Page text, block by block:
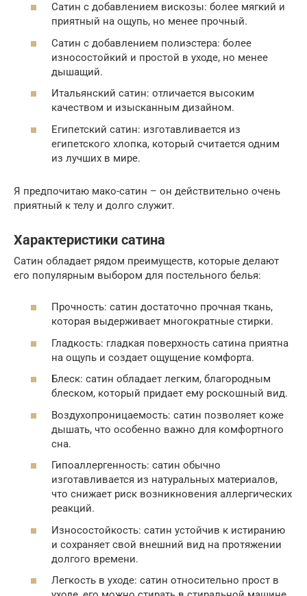
Сатин с добавлением вискозы: более мягкий и
приятный на ощупь, но менее прочный.
Сатин с добавлением полиэстера: более
износостойкий и простой в уходе, но менее
дышащий.
Итальянский сатин: отличается высоким
качеством и изысканным дизайном.
Египетский сатин: изготавливается из
египетского хлопка, который считается одним
из лучших в мире.
Я предпочитаю мако-сатин – он действительно очень
приятный к телу и долго служит.
Характеристики сатина
Сатин обладает рядом преимуществ, которые делают
его популярным выбором для постельного белья:
Прочность: сатин достаточно прочная ткань,
которая выдерживает многократные стирки.
Гладкость: гладкая поверхность сатина приятна
на ощупь и создает ощущение комфорта.
Блеск: сатин обладает легким, благородным
блеском, который придает ему роскошный вид.
Воздухопроницаемость: сатин позволяет коже
дышать, что особенно важно для комфортного
сна.
Гипоаллергенность: сатин обычно
изготавливается из натуральных материалов,
что снижает риск возникновения аллергических
реакций.
Износостойкость: сатин устойчив к истиранию
и сохраняет свой внешний вид на протяжении
долгого времени.
Легкость в уходе: сатин относительно прост в